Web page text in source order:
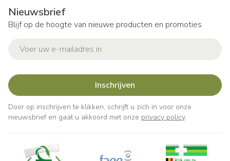
Nieuwsbrief
Blijf op de hoogte van nieuwe producten en promoties
Inschrijven
Door op inschrijven te klikken, schrijft u zich in voor onze
nieuwsbrief en gaat u akkoord met onze privacy policy.